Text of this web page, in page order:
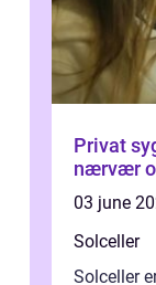
Privat
nærvær
03 june
Solceller
Solceller